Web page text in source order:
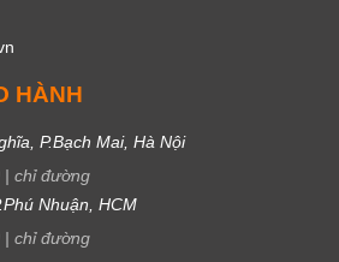
HÀNH
P.Bạch Mai, Hà Nội
| chỉ đường
Nhuận, HCM
| chỉ đường